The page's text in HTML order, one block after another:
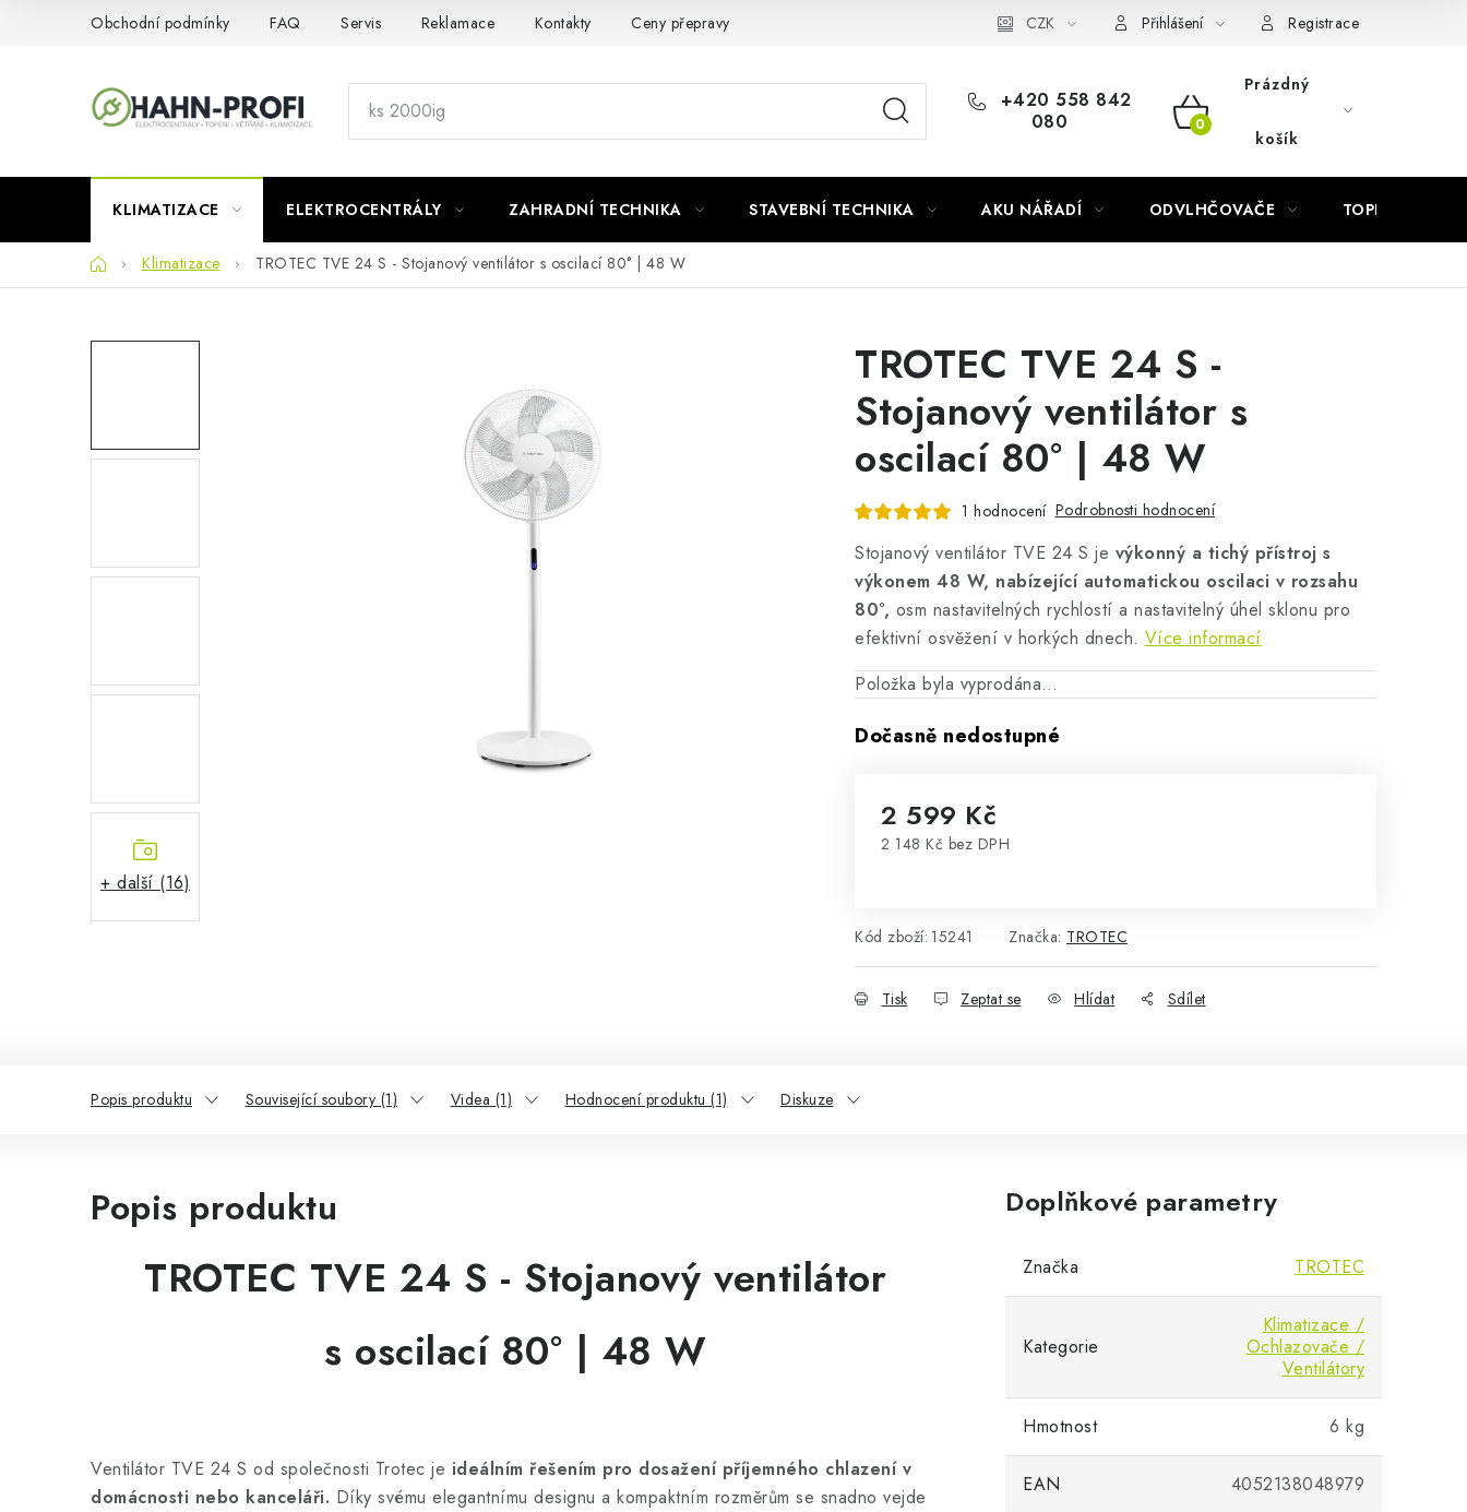
Obchodní podmínky FAQ Servis Reklamace Kontakty Ceny přepravy Náhradní díly Könner & Söhnen Reklamační řád
CZK Přihlášení Registrace
+420 558 842
080
NÁKUPNÍ
Prázdný
košík
KLIMATIZACE ELEKTROCENTRÁLY ZAHRADNÍ TECHNIKA STAVEBNÍ TECHNIKA AKU NÁŘADÍ ODVLHČOVAČE TOPIDLA
DomůKlimatizace TROTEC TVE 24 S - Stojanový ventilátor s oscilací 80° | 48 W
+ další (16)
TROTEC TVE 24 S -
Stojanový ventilátor s
oscilací 80° | 48 W
1 hodnocení Podrobnosti hodnocení
Stojanový ventilátor TVE 24 S je výkonný a tichý přístroj s
výkonem 48 W, nabízející automatickou oscilaci v rozsahu
80°, osm nastavitelných rychlostí a nastavitelný úhel sklonu pro
efektivní osvěžení v horkých dnech. Více informací
Položka byla vyprodána…
Dočasně nedostupné
2 599 Kč
2 148 Kč bez DPH
Kód zboží: 15241 Značka: TROTEC
Tisk Zeptat se Hlídat Sdílet
Popis produktu Související soubory (1) Videa (1) Hodnocení produktu (1) Diskuze
Popis produktu
TROTEC TVE 24 S - Stojanový ventilátor
s oscilací 80° | 48 W
Ventilátor TVE 24 S od společnosti Trotec je ideálním řešením pro dosažení příjemného chlazení v
domácnosti nebo kanceláři. Díky svému elegantnímu designu a kompaktním rozměrům se snadno vejde
Doplňkové parametry
Značka TROTEC
Kategorie
Klimatizace /
Ochlazovače /
Ventilátory
Hmotnost 6 kg
EAN 4052138048979